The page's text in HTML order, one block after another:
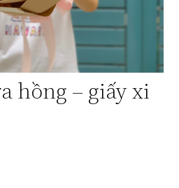
hồng – giấy xi